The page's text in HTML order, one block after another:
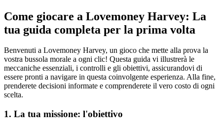
Come giocare a Lovemoney Harvey: La
tua guida completa per la prima volta
Benvenuti a Lovemoney Harvey, un gioco che mette alla prova la
vostra bussola morale a ogni clic! Questa guida vi illustrerà le
meccaniche essenziali, i controlli e gli obiettivi, assicurandovi di
essere pronti a navigare in questa coinvolgente esperienza. Alla fine,
prenderete decisioni informate e comprenderete il vero costo di ogni
scelta.
1. La tua missione: l'obiettivo